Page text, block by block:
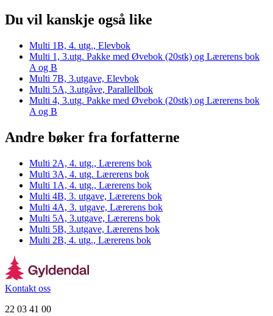
Du vil kanskje også like
Multi 1B, 4. utg., Elevbok
Multi 1, 3.utg. Pakke med Øvebok (20stk) og Lærerens bok
A og B
Multi 7B, 3.utgave, Elevbok
Multi 5A, 3.utgåve, Parallellbok
Multi 4, 3.utg. Pakke med Øvebok (20stk) og Lærerens bok
A og B
Andre bøker fra forfatterne
Multi 2A, 4. utg., Lærerens bok
Multi 3A, 4. utg. Lærerens bok
Multi 1A, 4. utg., Lærerens bok
Multi 4B, 3. utgave, Lærerens bok
Multi 4A, 3. utgave, Lærerens bok
Multi 5A, 3.utgave, Lærerens bok
Multi 5B, 3.utgave, Lærerens bok
Multi 2B, 4. utg., Lærerens bok
Kontakt oss
22 03 41 00